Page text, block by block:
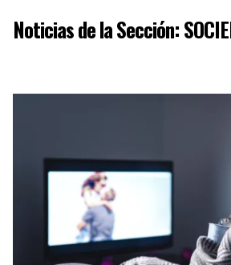
Noticias de la Sección: